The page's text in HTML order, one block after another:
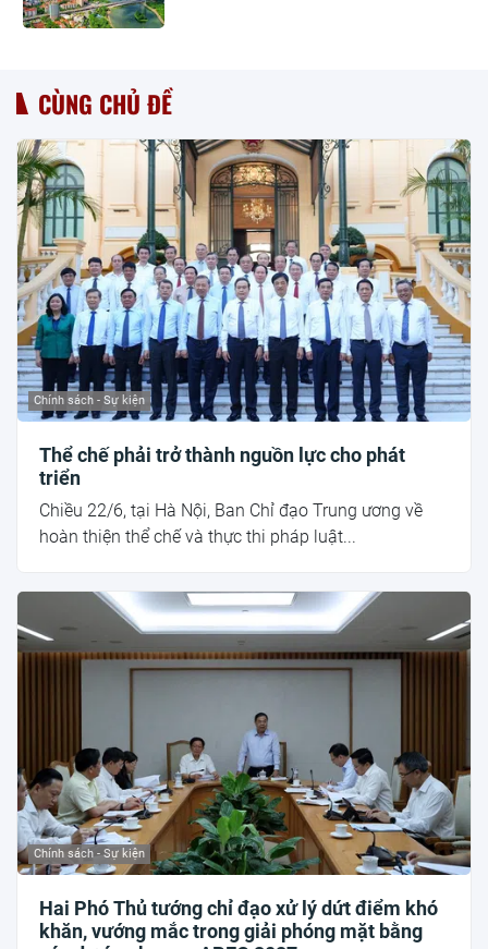
CÙNG CHỦ ĐỀ
Chính sách - Sự kiện
Thể chế phải trở thành nguồn lực cho phát
triển
Chiều 22/6, tại Hà Nội, Ban Chỉ đạo Trung ương về
hoàn thiện thể chế và thực thi pháp luật...
Chính sách - Sự kiện
Hai Phó Thủ tướng chỉ đạo xử lý dứt điểm khó
khăn, vướng mắc trong giải phóng mặt bằng